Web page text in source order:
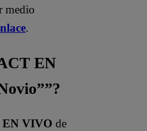
medio
.
EN
VIVO de